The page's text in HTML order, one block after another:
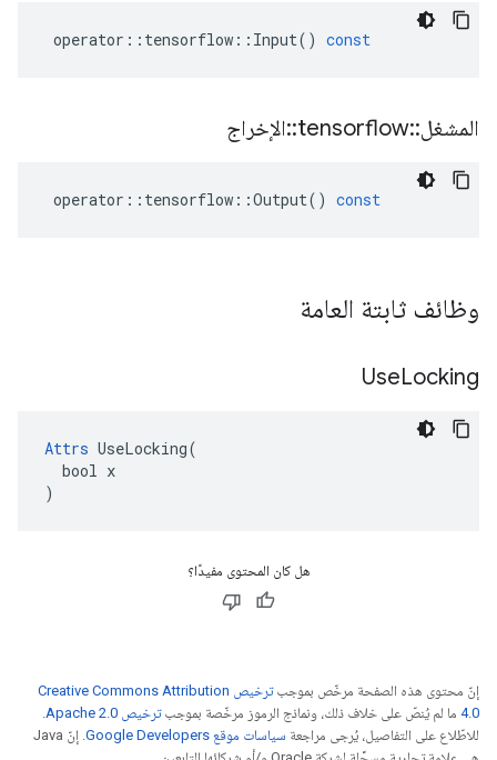
operator :: tensorflow :: Input() const
المشغل::
tensorflow
::الإخراج
operator :: tensorflow ::Output() const
وظائف ثابتة العامة
UseLocking
Attrs UseLocking(
  bool x
)
هل كان المحتوى مفيدًا؟
إنّ محتوى هذه الصفحة مرخّص بموجب
ترخيص Creative Commons Attribution
4.0‏ ما لم يُنصّ على خلاف ذلك، ونماذج الرموز مرخّصة بموجبترخيص Apache 2.0‏
.
للاطّلاع على التفاصيل، يُرجى مراجعة سياسات موقع Google Developers‏
. إنّ Java